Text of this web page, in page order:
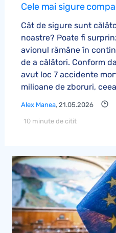
Cele mai sigure
Cât de sigure sunt
noastre? Poate fi
avionul rămâne în
de a călători. Conform
avut loc 7 accidente
milioane de zboruri,
Alex Manea, 21.05.2026
10 minute de citit